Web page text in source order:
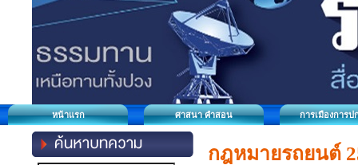
หน้าแรก ศาสนา คำสอน การเมืองการป
กฎหมายรถยนต์